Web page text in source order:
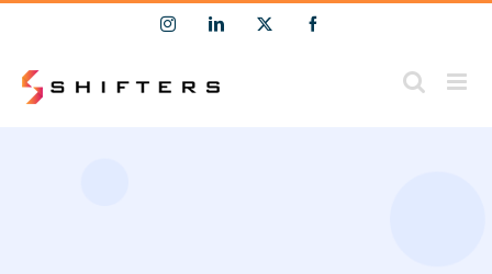
Facebook
X
LinkedIn
Instagram